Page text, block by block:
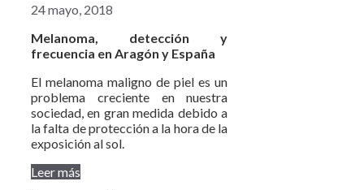
24 mayo, 2018
Melanoma, detección y
frecuencia en Aragón y España
El melanoma maligno de piel es un
problema creciente en nuestra
sociedad, en gran medida debido a
la falta de protección a la hora de la
exposición al sol.
Leer más